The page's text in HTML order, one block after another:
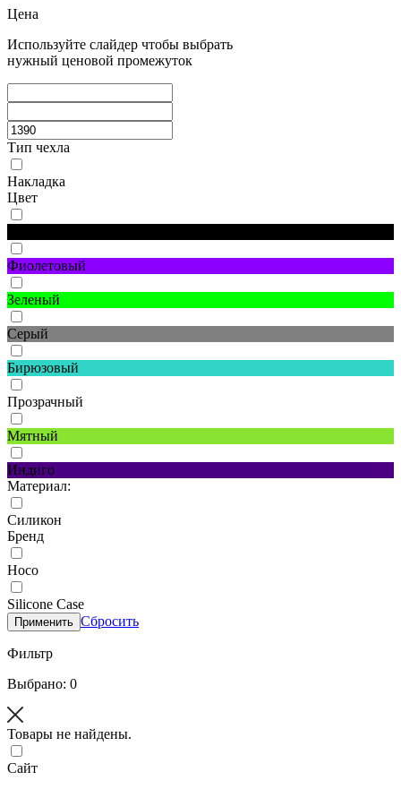
Цена
Используйте слайдер чтобы выбрать
нужный ценовой промежуток
Тип чехла
Накладка
Цвет
Фиолетовый
Зеленый
Серый
Бирюзовый
Прозрачный
Мятный
Индиго
Материал:
Силикон
Бренд
Hoco
Silicone Case
Применить Сбросить
Фильтр
Выбрано: 0
Товары не найдены.
Сайт